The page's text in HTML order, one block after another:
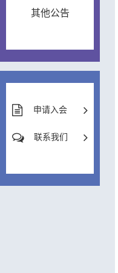
其他公告
申请入会
联系我们